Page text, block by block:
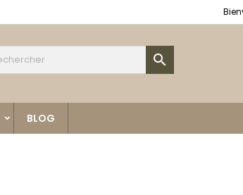

BLOG